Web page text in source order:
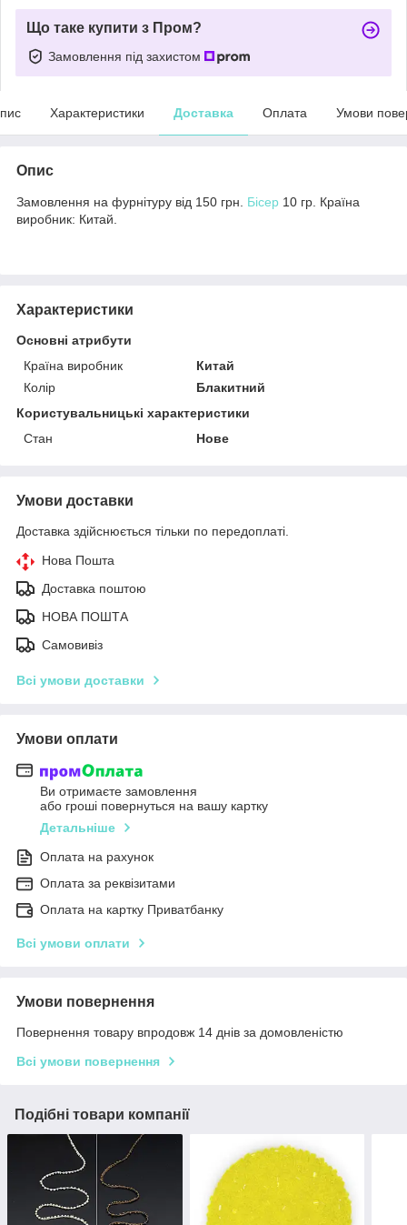
Що таке купити з Пром?
Замовлення під захистом
Характеристики Доставка Оплата Умови
Опис
Замовлення на фурнітуру від 150 грн. Бісер 10 гр. Країна
виробник: Китай.
Характеристики
Основні атрибути
Країна виробник
Китай
Колір
Блакитний
Користувальницькі характеристики
Стан
Нове
Умови доставки
Доставка здійснюється тільки по передоплаті.
Нова Пошта
Доставка поштою
НОВА ПОШТА
Самовивіз
Всі умови доставки
Умови оплати
Ви отримаєте замовлення
або гроші повернуться на вашу картку
Детальніше
Оплата на рахунок
Оплата за реквізитами
Оплата на картку Приватбанку
Всі умови оплати
Умови повернення
Повернення товару впродовж 14 днів за домовленістю
Всі умови повернення
Подібні товари компанії